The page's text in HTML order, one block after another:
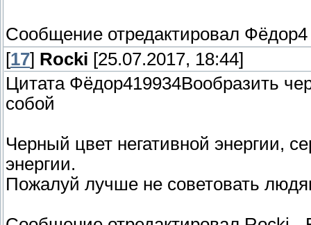
Сообщение отредактировал Фёдор4
[17] Rocki [25.07.2017, 18:44]
Цитата Фёдор419934Вообразить
собой
Черный цвет негативной энергии,
энергии.
Пожалуй лучше не советовать